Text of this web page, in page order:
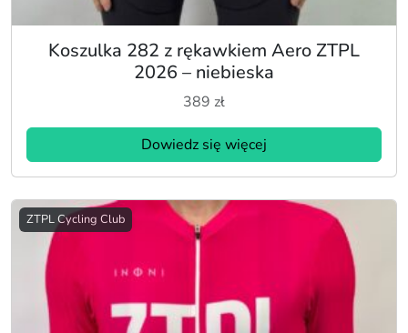
Koszulka 282 z rękawkiem Aero ZTPL
2026 – niebieska
389 zł
Dowiedz się więcej
ZTPL Cycling Club